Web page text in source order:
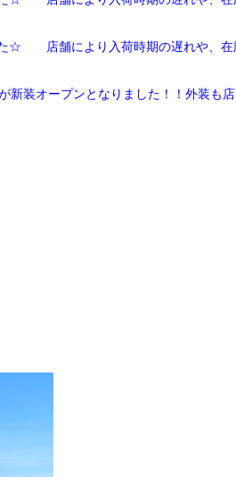
☆ 店舗により入荷時期の遅れや、在
オープンとなりました！！外装も店